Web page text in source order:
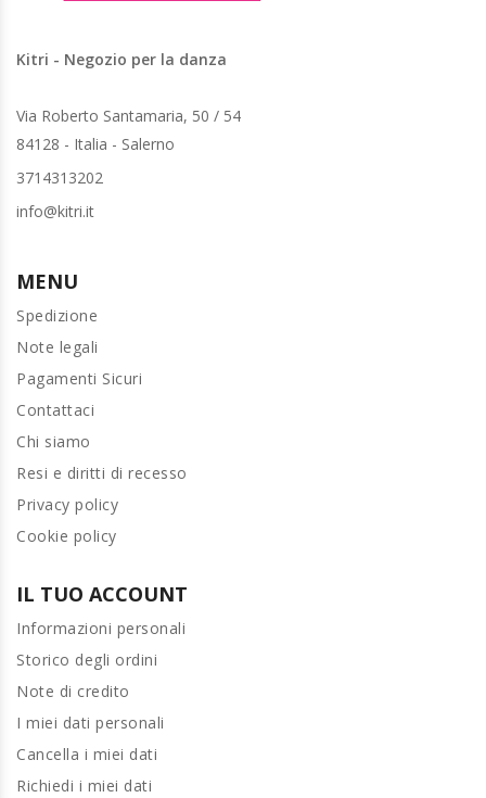
Kitri - Negozio per la danza
Via Roberto Santamaria, 50 / 54
84128 - Italia - Salerno
3714313202
info@kitri.it
MENU
Spedizione
Note legali
Pagamenti Sicuri
Contattaci
Chi siamo
Resi e diritti di recesso
Privacy policy
Cookie policy
IL TUO ACCOUNT
Informazioni personali
Storico degli ordini
Note di credito
I miei dati personali
Cancella i miei dati
Richiedi i miei dati